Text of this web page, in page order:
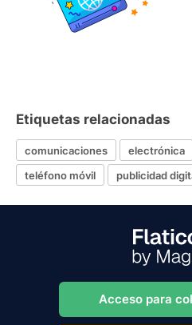
Etiquetas relacionadas
comunicaciones electrónica
teléfono móvil
publicidad
Acceso para